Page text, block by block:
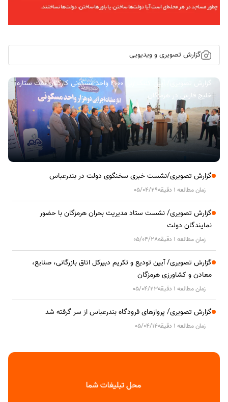
گزارش تصویری و ویدیویی
گزارش تصویری/ آیین کلنگ زنی ۲۰۰۰ واحد مسکونی کارکنان نفت ستاره
خلیج فارس در هرمزگان
گزارش تصویری/نشست خبری سخنگوی دولت در بندرعباس
زمان مطالعه 1 دقیقه 05/04/29
گزارش تصویری/ نشست ستاد مدیریت بحران هرمزگان با حضور
نمایندگان دولت
زمان مطالعه 1 دقیقه 05/04/28
گزارش تصویری/ آیین تودیع و تکریم دبیرکل اتاق بازرگانی، صنایع،
معادن و کشاورزی هرمزگان
زمان مطالعه 1 دقیقه 05/04/23
گزارش تصویری/ پروازهای فرودگاه بندرعباس از سر گرفته شد
زمان مطالعه 1 دقیقه 05/04/14